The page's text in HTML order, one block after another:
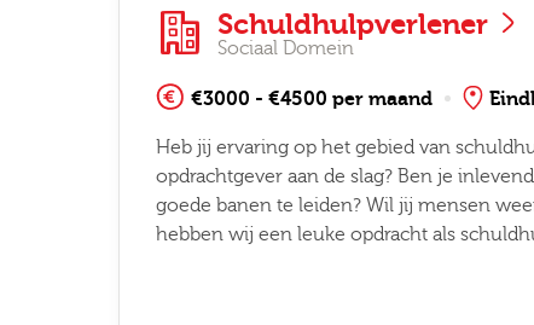
Schuldhulpverlener
Sociaal Domein
€3000 - €4500 per maand
Heb jij ervaring op het gebied van
opdrachtgever aan de slag? Ben je
goede banen te leiden? Wil jij mensen
hebben wij een leuke opdracht als